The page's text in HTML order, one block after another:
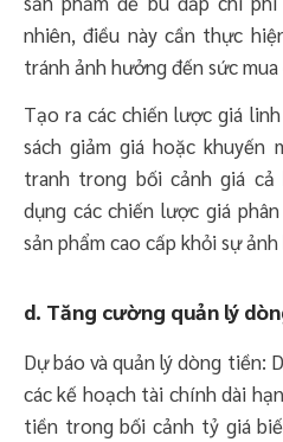
nhiên, điều này cần thực
tránh ảnh hưởng đến sức mua
Tạo ra các chiến lược giá
sách giảm giá hoặc khuyến
tranh trong bối cảnh giá
dụng các chiến lược giá
sản phẩm cao cấp khỏi sự
d. Tăng cường quản lý
Dự báo và quản lý dòng tiền:
các kế hoạch tài chính dài
tiền trong bối cảnh tỷ giá